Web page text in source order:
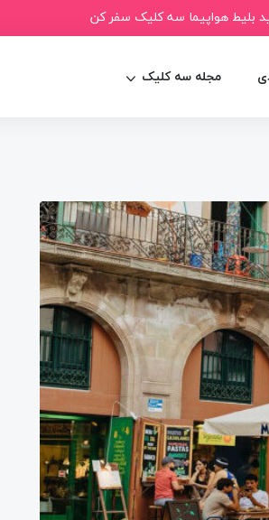
بلیط هواپیما سه کلیک سفر کن
مجله سه کلیک